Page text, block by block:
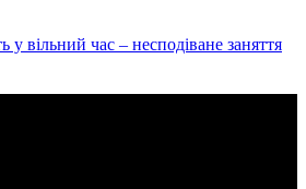
вільний час – несподіване заняття